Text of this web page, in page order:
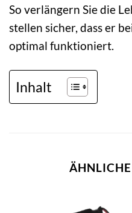
So verlängern Sie die
stellen sicher, dass er
optimal funktioniert.
Inhalt